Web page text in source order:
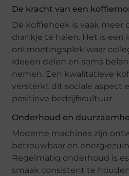
De kracht van een
De koffiehoek is vaak meer
drankje te halen. Het is een
ontmoetingsplek waar
ideeën delen en soms
nemen. Een kwalitatieve
versterkt dit sociale aspect
positieve bedrijfscultuur.
Onderhoud en
Moderne machines zijn
betrouwbaar en
Regelmatig onderhoud is
smaak consistent te